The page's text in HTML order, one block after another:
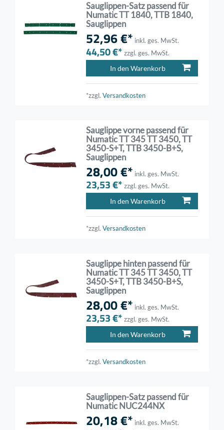
Sauglippen-Satz passend für
Numatic TT 1840, TTB 1840,
Sauglippen
52,96 €* inkl. ges. MwSt.
44,50 €* zzgl. ges. MwSt.
In den Warenkorb
*zzgl.Versandkosten
Sauglippe vorne passend für
Numatic TT 345 TT 3450, TT
3450-S+T, TTB 3450-B+S,
Sauglippen
28,00 €* inkl. ges. MwSt.
23,53 €* zzgl. ges. MwSt.
In den Warenkorb
*zzgl.Versandkosten
Sauglippe hinten passend für
Numatic TT 345 TT 3450, TT
3450-S+T, TTB 3450-B+S,
Sauglippen
28,00 €* inkl. ges. MwSt.
23,53 €* zzgl. ges. MwSt.
In den Warenkorb
*zzgl.Versandkosten
Sauglippen-Satz passend für
Numatic NUC244NX
20,18 €* inkl. ges. MwSt.